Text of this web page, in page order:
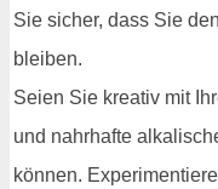
Sie sicher, dass Sie
bleiben.
Seien Sie kreativ mit
und nahrhafte
können.